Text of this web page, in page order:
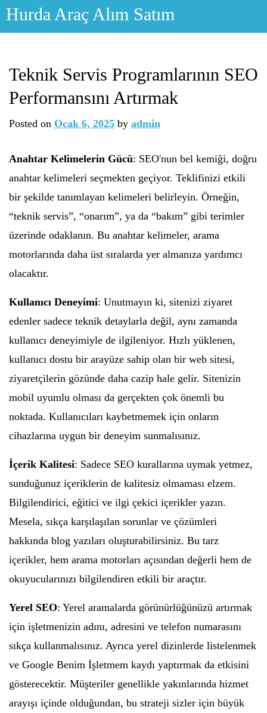
Skip
Hurda Araç Alım Satım
Teknik Servis Programlarının SEO
Performansını Artırmak
Posted on Ocak 6, 2025 by admin
Anahtar Kelimelerin Gücü: SEO'nun bel kemiği, doğru
anahtar kelimeleri seçmekten geçiyor. Teklifinizi etkili
bir şekilde tanımlayan kelimeleri belirleyin. Örneğin,
“teknik servis”, “onarım”, ya da “bakım” gibi terimler
üzerinde odaklanın. Bu anahtar kelimeler, arama
motorlarında daha üst sıralarda yer almanıza yardımcı
olacaktır.
Kullanıcı Deneyimi: Unutmayın ki, sitenizi ziyaret
edenler sadece teknik detaylarla değil, aynı zamanda
kullanıcı deneyimiyle de ilgileniyor. Hızlı yüklenen,
kullanıcı dostu bir arayüze sahip olan bir web sitesi,
ziyaretçilerin gözünde daha cazip hale gelir. Sitenizin
mobil uyumlu olması da gerçekten çok önemli bu
noktada. Kullanıcıları kaybetmemek için onların
cihazlarına uygun bir deneyim sunmalısınız.
İçerik Kalitesi: Sadece SEO kurallarına uymak yetmez,
sunduğunuz içeriklerin de kalitesiz olmaması elzem.
Bilgilendirici, eğitici ve ilgi çekici içerikler yazın.
Mesela, sıkça karşılaşılan sorunlar ve çözümleri
hakkında blog yazıları oluşturabilirsiniz. Bu tarz
içerikler, hem arama motorları açısından değerli hem de
okuyucularınızı bilgilendiren etkili bir araçtır.
Yerel SEO: Yerel aramalarda görünürlüğünüzü artırmak
için işletmenizin adını, adresini ve telefon numarasını
sıkça kullanmalısınız. Ayrıca yerel dizinlerde listelenmek
ve Google Benim İşletmem kaydı yaptırmak da etkisini
gösterecektir. Müşteriler genellikle yakınlarında hizmet
arayışı içinde olduğundan, bu strateji sizler için büyük